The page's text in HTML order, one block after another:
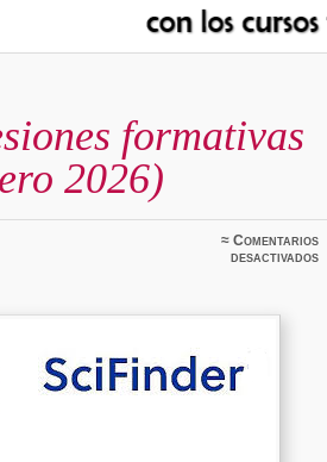
formativas
2026)
≈Comentarios
desactivadosen